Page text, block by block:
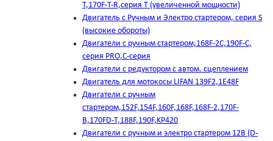
T,170F-T-R,серия Т (увеличенной мощности)
Двигатель с Ручным и Электро стартером, серия S
(высокие обороты)
Двигатели с ручным стартером,168F-2C,190F-C,
серия PRO,C-серия
Двигатели с редуктором с автом. сцеплением
Двигатель для мотокосы LIFAN 139F2,1E48F
Двигатели с ручным
стартером,152F,154F,160F,168F,168F-2,170F-
B,170FD-T,188F,190F,KP420
Двигатели с ручным и электро стартером 12В (D-